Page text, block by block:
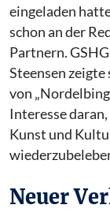
eingeladen
schon an der
Partnern.
Steensen
von
Interesse
Kunst und
Neuer